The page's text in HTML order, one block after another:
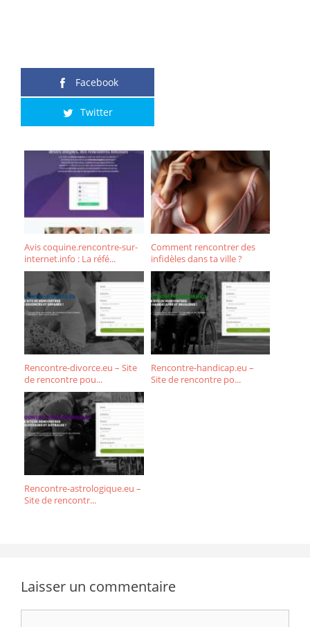
Facebook
Twitter
Avis coquine.rencontre-sur-
internet.info : La réfé...
Comment rencontrer des
infidèles dans ta ville ?
Rencontre-divorce.eu – Site
de rencontre pou...
Rencontre-handicap.eu –
Site de rencontre po...
Rencontre-astrologique.eu –
Site de rencontr...
Laisser un commentaire